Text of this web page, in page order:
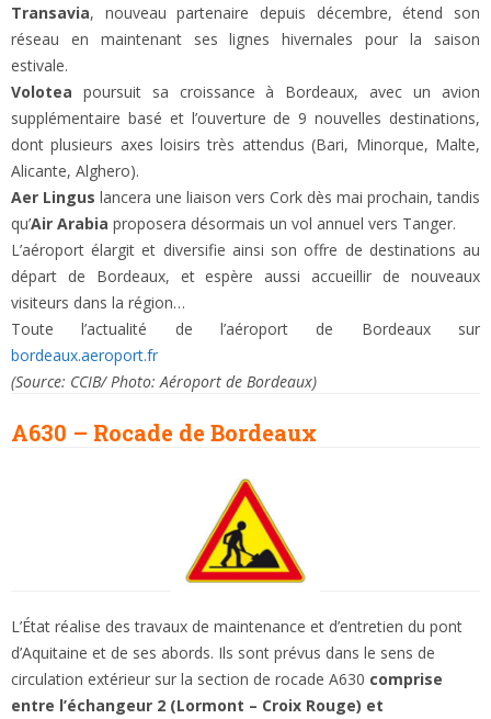
Transavia, nouveau partenaire depuis décembre, étend son
réseau en maintenant ses lignes hivernales pour la saison
estivale.
Volotea poursuit sa croissance à Bordeaux, avec un avion
supplémentaire basé et l’ouverture de 9 nouvelles destinations,
dont plusieurs axes loisirs très attendus (Bari, Minorque, Malte,
Alicante, Alghero).
Aer Lingus lancera une liaison vers Cork dès mai prochain, tandis
qu’Air Arabia proposera désormais un vol annuel vers Tanger.
L’aéroport élargit et diversifie ainsi son offre de destinations au
départ de Bordeaux, et espère aussi accueillir de nouveaux
visiteurs dans la région…
Toute l’actualité de l’aéroport de Bordeaux sur
bordeaux.aeroport.fr
(Source: CCIB/ Photo: Aéroport de Bordeaux)
A630 – Rocade de Bordeaux
L’État réalise des travaux de maintenance et d’entretien du pont
d’Aquitaine et de ses abords. Ils sont prévus dans le sens de
circulation extérieur sur la section de rocade A630 comprise
entre l’échangeur 2 (Lormont – Croix Rouge) et